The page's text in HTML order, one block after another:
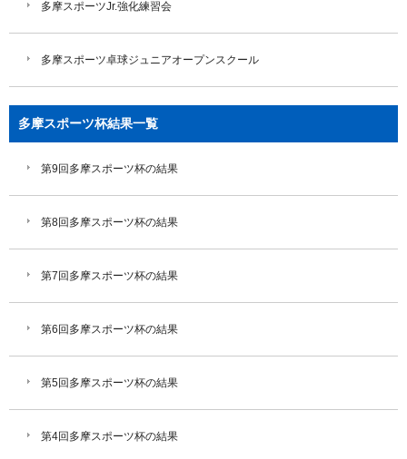
多摩スポーツJr.強化練習会
多摩スポーツ卓球ジュニアオープンスクール
多摩スポーツ杯結果一覧
第9回多摩スポーツ杯の結果
第8回多摩スポーツ杯の結果
第7回多摩スポーツ杯の結果
第6回多摩スポーツ杯の結果
第5回多摩スポーツ杯の結果
第4回多摩スポーツ杯の結果